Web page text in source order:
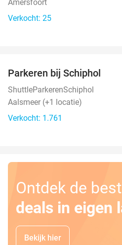
Amersfoort
Verkocht: 25
Parkeren bij Schiphol
ShuttleParkerenSchiphol
Aalsmeer (+1 locatie)
Verkocht: 1.761
Ontdek de
deals in eigen
Bekijk hier